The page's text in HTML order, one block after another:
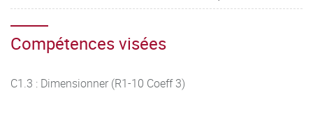
Compétences visées
C1.3 : Dimensionner (R1-10 Coeff 3)